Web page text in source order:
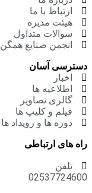
ارتباط با ما
هیئت مدیره
سوالات متداول
انجمن صنایع همگن
دسترسی آسان
اخبار
اطلاعیه ها
گالری تصاویر
فیلم و کلیپ ها
دوره ها و رویداد ها
راه های ارتباطی
تلفن
02537724600